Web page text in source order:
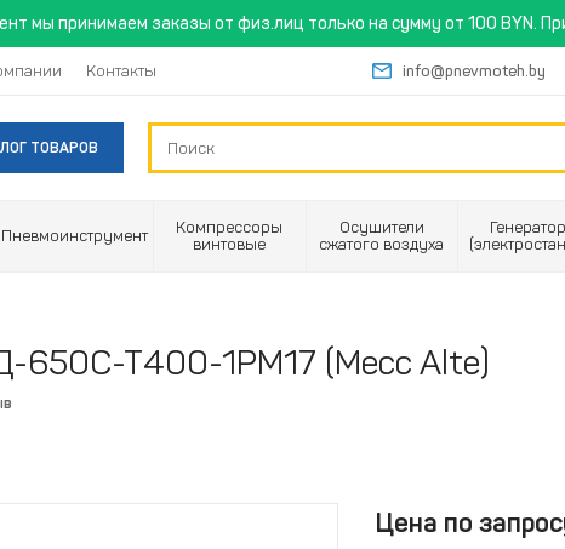
мы принимаем заказы от физ.лиц только на сумму от 100 BYN.
Контакты info@pnevmoteh.by
ТОВАРОВ
Пневмоинструмент
Компрессоры
винтовые
Осушители
сжатого воздуха
650С-Т400-1РМ17 (Mecc Alte)
Цена по